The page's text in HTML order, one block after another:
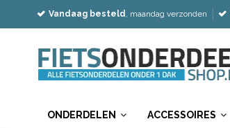
Vandaag besteld, maandag verzonden
ONDERDELEN ACCESSOIRES